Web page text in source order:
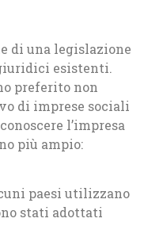
di una legislazione
esistenti.
preferito non
di imprese sociali
l’impresa
più ampio:
paesi utilizzano
stati adottati